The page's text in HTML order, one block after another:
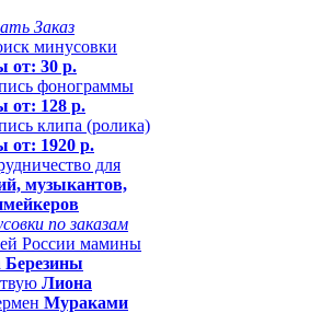
Заказ
минусовки
от: 30 р.
фонограммы
от: 128 р.
клипа (ролика)
от: 1920 р.
для
музыкантов,
по заказам
России мамины
Березины
Лиона
Мураками